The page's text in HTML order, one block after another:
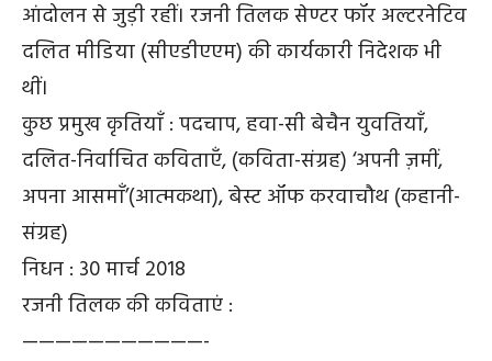
आंदोलन से जुड़ी रहीं। रजनी तिलक सेण्टर फॉर अल्टरनेटिव
दलित मीडिया (सीएडीएएम) की कार्यकारी निदेशक भी
थीं।
कुछ प्रमुख कृतियाँ : पदचाप, हवा-सी बेचैन युवतियाँ,
दलित-निर्वाचित कविताएँ, (कविता-संग्रह) ‘अपनी ज़मीं,
अपना आसमाँ’(आत्मकथा), बेस्ट ऑफ करवाचौथ (कहानी-
संग्रह)
निधन : 30 मार्च 2018
रजनी तिलक की कविताएं :
———————————-